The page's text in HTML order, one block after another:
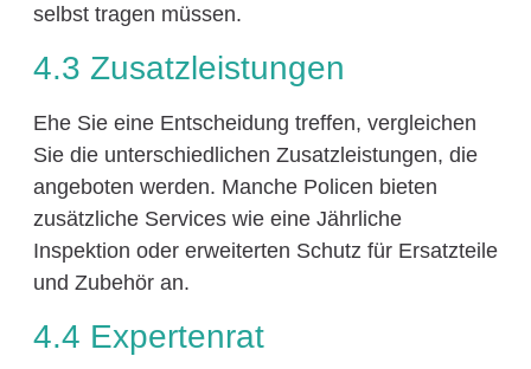
selbst tragen müssen.
4.3 Zusatzleistungen
Ehe Sie eine Entscheidung treffen, vergleichen
Sie die unterschiedlichen Zusatzleistungen, die
angeboten werden. Manche Policen bieten
zusätzliche Services wie eine Jährliche
Inspektion oder erweiterten Schutz für Ersatzteile
und Zubehör an.
4.4 Expertenrat